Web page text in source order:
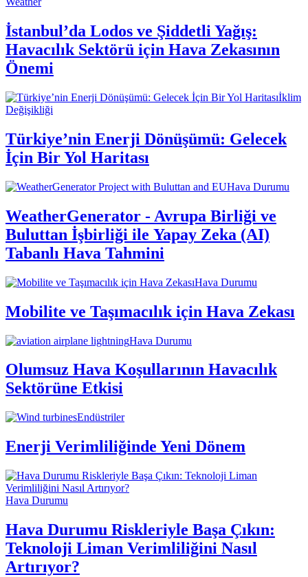
İstanbul’da Lodos ve Şiddetli Yağış:
Havacılık Sektörü için Hava Zekasının
Önemi
İklim
Değişikliği
Türkiye’nin Enerji Dönüşümü: Gelecek
İçin Bir Yol Haritası
Hava Durumu
WeatherGenerator - Avrupa Birliği ve
Buluttan İşbirliği ile Yapay Zeka (AI)
Tabanlı Hava Tahmini
Hava Durumu
Mobilite ve Taşımacılık için Hava Zekası
Hava Durumu
Olumsuz Hava Koşullarının Havacılık
Sektörüne Etkisi
Endüstriler
Enerji Verimliliğinde Yeni Dönem
Hava Durumu
Hava Durumu Riskleriyle Başa Çıkın:
Teknoloji Liman Verimliliğini Nasıl
Artırıyor?